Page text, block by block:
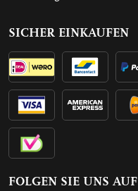
SICHER EINKAUFEN
FOLGEN SIE UNS AUF